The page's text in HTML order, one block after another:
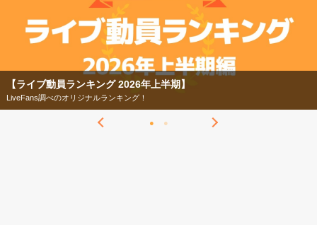
【ライブ動員ランキング 2026年上半期】
LiveFans調べのオリジナルランキング！